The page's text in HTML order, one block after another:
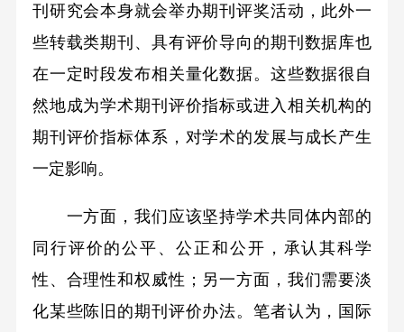
刊研究会本身就会举办期刊评奖活动，此外一
些转载类期刊、具有评价导向的期刊数据库也
在一定时段发布相关量化数据。这些数据很自
然地成为学术期刊评价指标或进入相关机构的
期刊评价指标体系，对学术的发展与成长产生
一定影响。
一方面，我们应该坚持学术共同体内部的
同行评价的公平、公正和公开，承认其科学
性、合理性和权威性；另一方面，我们需要淡
化某些陈旧的期刊评价办法。笔者认为，国际